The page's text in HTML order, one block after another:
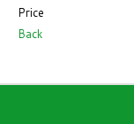
Price
Back